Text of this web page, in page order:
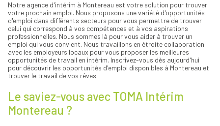
Notre agence d'intérim à Montereau est votre solution pour trouver
votre prochain emploi. Nous proposons une variété d'opportunités
d'emploi dans différents secteurs pour vous permettre de trouver
celui qui correspond à vos compétences et à vos aspirations
professionnelles. Nous sommes là pour vous aider à trouver un
emploi qui vous convient. Nous travaillons en étroite collaboration
avec les employeurs locaux pour vous proposer les meilleures
opportunités de travail en intérim. Inscrivez-vous dès aujourd'hui
pour découvrir les opportunités d'emploi disponibles à Montereau et
trouver le travail de vos rêves.
Le saviez-vous avec TOMA Intérim
Montereau ?